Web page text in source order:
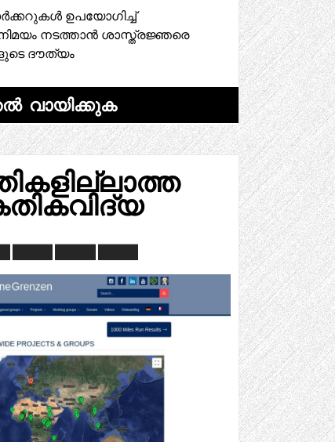
ഉപയോഗിച്ച്
നടത്താൻ ശാസ്ത്രജ്ഞരെ
ദൗത്യം
വായിക്കുക